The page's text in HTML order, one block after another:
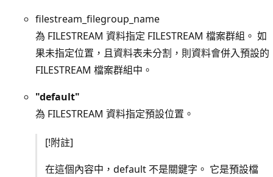
filestream_filegroup_name
為 FILESTREAM 資料指定 FILESTREAM 檔案群組。 如
果未指定位置，且資料表未分割，則資料會併入預設的
FILESTREAM 檔案群組中。
"default"
為 FILESTREAM 資料指定預設位置。
[!附註]
在這個內容中，default 不是關鍵字。 它是預設檔